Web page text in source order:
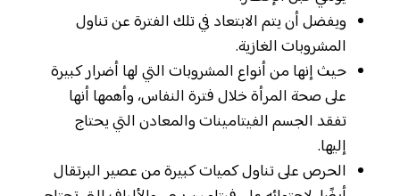
ويفضل أن يتم الابتعاد في تلك الفترة عن تناول
المشروبات الغازية.
حيث إنها من أنواع المشروبات التي لها أضرار كبيرة
على صحة المرأة خلال فترة النفاس، وأهمها أنها
تفقد الجسم الفيتامينات والمعادن التي يحتاج
إليها.
الحرص على تناول كميات كبيرة من عصير البرتقال